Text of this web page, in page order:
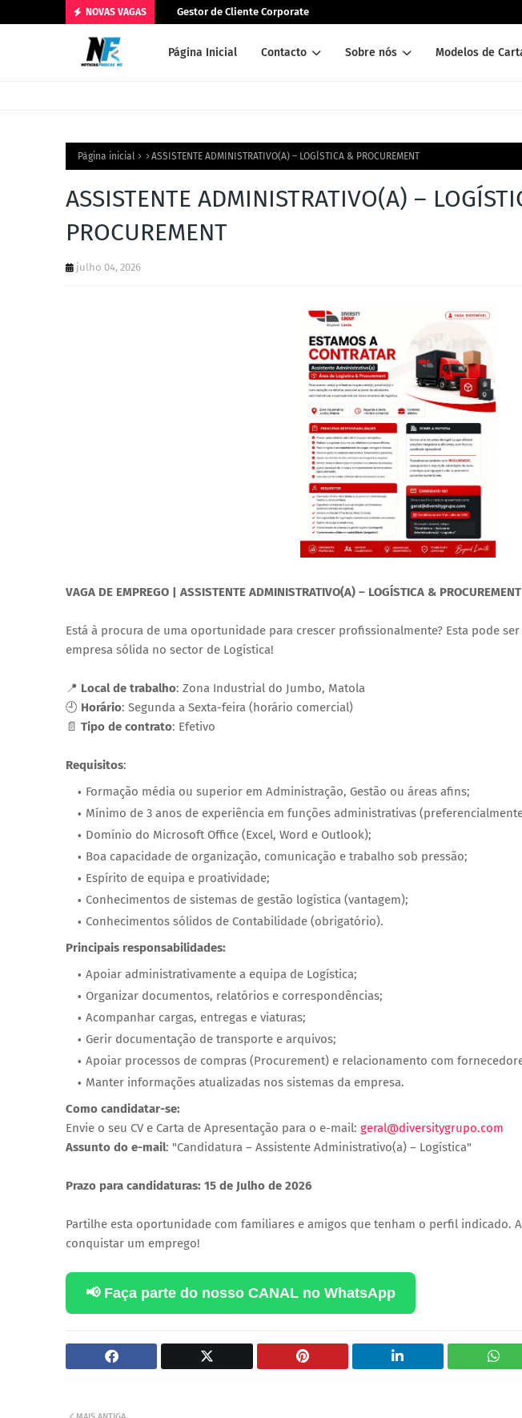
NOVAS VAGAS Gestor de Cliente Corporate
Página Inicial Contacto Sobre nós Modelos de
Página inicial ASSISTENTE ADMINISTRATIVO(A) – LOGÍSTICA & PROCUREMENT
ASSISTENTE ADMINISTRATIVO(A) –
PROCUREMENT
julho 04, 2026
VAGA DE EMPREGO | ASSISTENTE ADMINISTRATIVO(A) – LOGÍSTICA & PROCUREMENT
Está à procura de uma oportunidade para crescer profissionalmente? Esta pode
empresa sólida no sector de Logística!
📍 Local de trabalho: Zona Industrial do Jumbo, Matola
🕘 Horário: Segunda a Sexta-feira (horário comercial)
📄 Tipo de contrato: Efetivo
Requisitos:
Formação média ou superior em Administração, Gestão ou áreas afins;
Mínimo de 3 anos de experiência em funções administrativas
Domínio do Microsoft Office (Excel, Word e Outlook);
Boa capacidade de organização, comunicação e trabalho sob pressão;
Espírito de equipa e proatividade;
Conhecimentos de sistemas de gestão logística (vantagem);
Conhecimentos sólidos de Contabilidade (obrigatório).
Principais responsabilidades:
Apoiar administrativamente a equipa de Logística;
Organizar documentos, relatórios e correspondências;
Acompanhar cargas, entregas e viaturas;
Gerir documentação de transporte e arquivos;
Apoiar processos de compras (Procurement) e relacionamento com
Manter informações atualizadas nos sistemas da empresa.
Como candidatar-se:
Envie o seu CV e Carta de Apresentação para o e-mail: geral@diversitygrupo.com
Assunto do e-mail: "Candidatura – Assistente Administrativo(a) – Logística"
Prazo para candidaturas: 15 de Julho de 2026
Partilhe esta oportunidade com familiares e amigos que tenham o perfil indicado.
conquistar um emprego!
📢 Faça parte do nosso CANAL no WhatsApp